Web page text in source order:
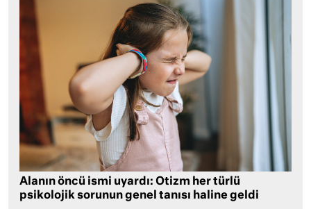
Alanın öncü ismi uyardı: Otizm her türlü
psikolojik sorunun genel tanısı haline geldi